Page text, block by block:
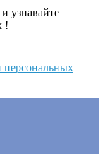
узнавайте
!
персональных